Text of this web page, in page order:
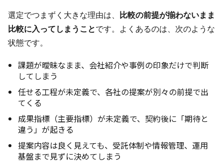
選定でつまずく大きな理由は、
比較の前提が揃わないまま
比較に入ってしまうことです。よくあるのは、次のような
状態です。
課題が曖昧なまま、会社紹介や事例の印象だけで判断
してしまう
任せる工程が未定義で、各社の提案が別々の前提で出
てくる
成果指標（主要指標）が未定義で、契約後に「期待と
違う」が起きる
提案内容は良く見えても、受託体制や情報管理、運用
基盤まで見ずに決めてしまう